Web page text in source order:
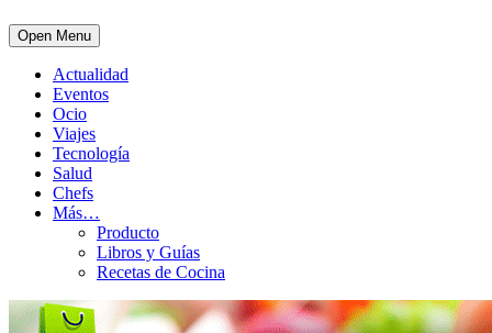
Open Menu
Actualidad
Eventos
Ocio
Viajes
Tecnología
Salud
Chefs
Más…
Producto
Libros y Guías
Recetas de Cocina